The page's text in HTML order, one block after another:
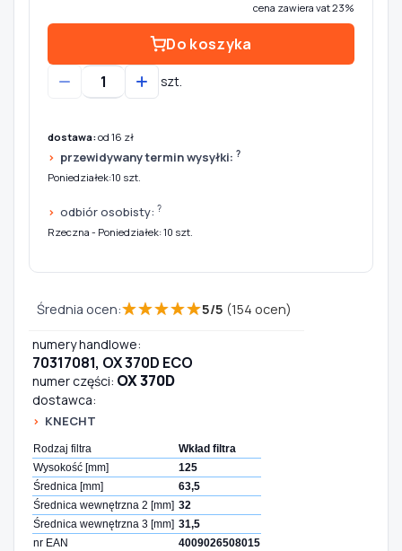
cena zawiera vat 23%
Do koszyka
szt.
dostawa:od 16 zł
przewidywany termin wysyłki: ?
Poniedziałek:10 szt.
odbiór osobisty: ?
Rzeczna - Poniedziałek: 10 szt.
Średnia ocen:★★★★★5/5 (154 ocen)
numery handlowe:
70317081, OX 370D ECO
numer części: OX 370D
dostawca:
KNECHT
Rodzaj filtra
Wkład filtra
Wysokość [mm]
125
Średnica [mm]
63,5
Średnica wewnętrzna 2 [mm] 32
Średnica wewnętrzna 3 [mm] 31,5
nr EAN
4009026508015